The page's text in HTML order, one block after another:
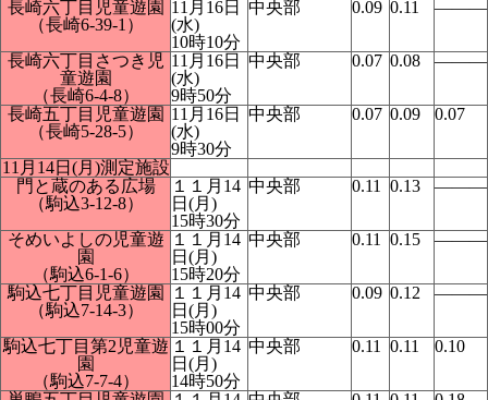
長崎六丁目児童遊園
（長崎6-39-1）
11月16日
(水)
10時10分
中央部 0.09 0.11 ―――
長崎六丁目さつき児
童遊園
（長崎6-4-8）
11月16日
(水)
9時50分
中央部 0.07 0.08 ―――
長崎五丁目児童遊園
（長崎5-28-5）
11月16日
(水)
9時30分
中央部 0.07 0.09 0.07
11月14日(月)測定施設
門と蔵のある広場
（駒込3-12-8）
１１月14
日(月)
15時30分
中央部 0.11 0.13 ―――
そめいよしの児童遊
園
（駒込6-1-6）
１１月14
日(月)
15時20分
中央部 0.11 0.15 ―――
駒込七丁目児童遊園
（駒込7-14-3）
１１月14
日(月)
15時00分
中央部 0.09 0.12 ―――
駒込七丁目第2児童遊
園
（駒込7-7-4）
１１月14
日(月)
14時50分
中央部 0.11 0.11 0.10